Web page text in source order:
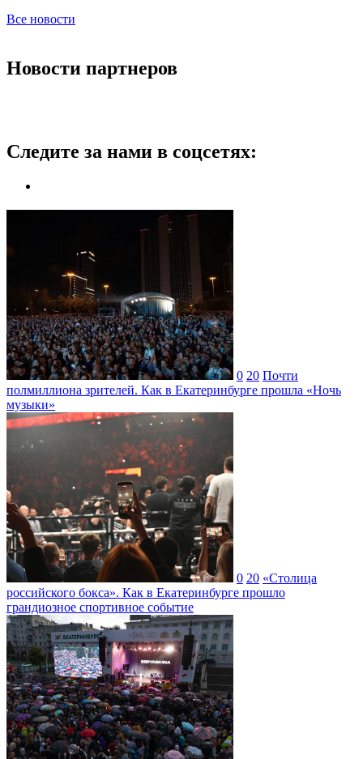
Все новости
Новости партнеров
Следите за нами в соцсетях:
0 20 Почти
полмиллиона зрителей. Как в Екатеринбурге прошла «Ночь
музыки»
0 20 «Столица
российского бокса». Как в Екатеринбурге прошло
грандиозное спортивное событие